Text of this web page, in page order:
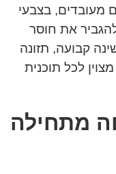
מעובדים, בצבעי
את חוסר
קבועה, תזונה
לכל תוכנית
מתחילה